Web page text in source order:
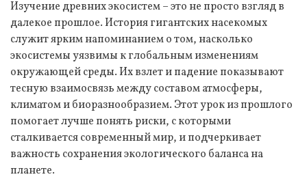
Изучение древних экосистем – это не просто взгляд в
далекое прошлое. История гигантских насекомых
служит ярким напоминанием о том, насколько
экосистемы уязвимы к глобальным изменениям
окружающей среды. Их взлет и падение показывают
тесную взаимосвязь между составом атмосферы,
климатом и биоразнообразием. Этот урок из прошлого
помогает лучше понять риски, с которыми
сталкивается современный мир, и подчеркивает
важность сохранения экологического баланса на
планете.